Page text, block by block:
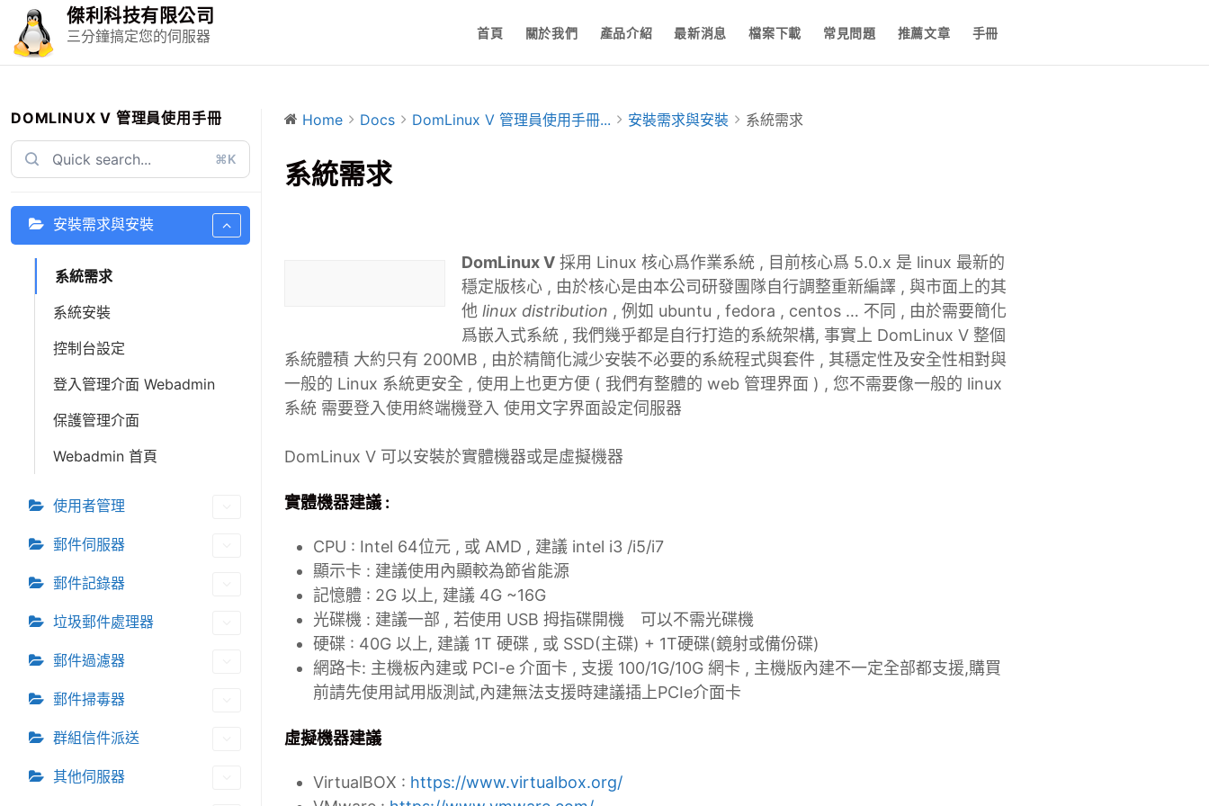
傑利科技有限公司
三分鐘搞定您的伺服器 首頁 關於我們 產品介紹 最新消息 檔案下載 常見問題 推薦文章 手冊
DOMLINUX V 管理員使用手冊
⌘K
安裝需求與安裝
系統需求
系統安裝
控制台設定
登入管理介面 Webadmin
保護管理介面
Webadmin 首頁
使用者管理
郵件伺服器
郵件記錄器
垃圾郵件處理器
郵件過濾器
郵件掃毒器
群組信件派送
其他伺服器
Home Docs DomLinux V 管理員使用手冊... 安裝需求與安裝 系統需求
系統需求
DomLinux V採用 Linux 核心爲作業系統 , 目前核心爲 5.0.x 是 linux 最新的
穩定版核心 , 由於核心是由本公司研發團隊自行調整重新編譯 , 與市面上的其
他 linux distribution , 例如 ubuntu , fedora , centos … 不同 , 由於需要簡化
爲嵌入式系統 , 我們幾乎都是自行打造的系統架構, 事實上 DomLinux V 整個
系統體積 大約只有 200MB , 由於精簡化減少安裝不必要的系統程式與套件 , 其穩定性及安全性相對與
一般的 Linux 系統更安全 , 使用上也更方便 ( 我們有整體的 web 管理界面 ) , 您不需要像一般的 linux
系統 需要登入使用終端機登入 使用文字界面設定伺服器
DomLinux V 可以安裝於實體機器或是虛擬機器
實體機器建議 :
CPU : Intel 64位元 , 或 AMD , 建議 intel i3 /i5/i7
顯示卡 : 建議使用內顯較為節省能源
記憶體 : 2G 以上, 建議 4G ~16G
光碟機 : 建議一部 , 若使用 USB 拇指碟開機 可以不需光碟機
硬碟 : 40G 以上, 建議 1T 硬碟 , 或 SSD(主碟) + 1T硬碟(鏡射或備份碟)
網路卡: 主機板內建或 PCI-e 介面卡 , 支援 100/1G/10G 網卡 , 主機版內建不一定全部都支援,購買
前請先使用試用版測試,內建無法支援時建議插上PCIe介面卡
虛擬機器建議
VirtualBOX : https://www.virtualbox.org/